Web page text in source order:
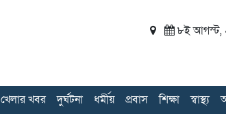
৮ই আগস্ট,
খেলার খবর দুর্ঘটনা ধর্মীয় প্রবাস শিক্ষা স্বাস্থ্য